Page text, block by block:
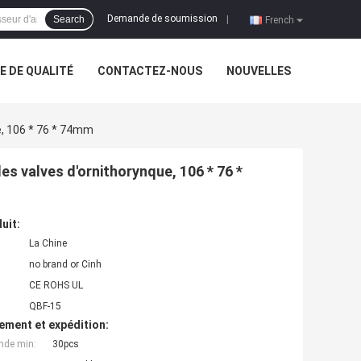
French
Demande de soumission
Search
DE QUALITÉ CONTACTEZ-NOUS NOUVELLES
106 * 76 * 74mm
valves d'ornithorynque, 106 * 76 *
La Chine
no brand or Cinh
CE ROHS UL
QBF-15
et expédition:
min:
30pcs